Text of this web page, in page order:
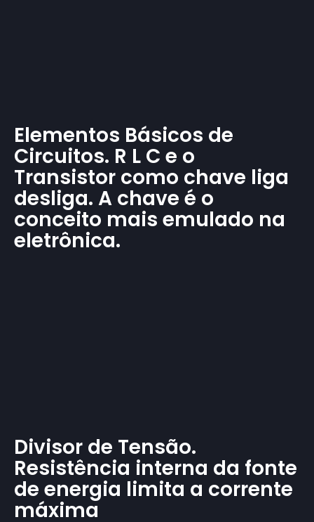
Elementos Básicos de
Circuitos. R L C e o
Transistor como chave liga
desliga. A chave é o
conceito mais emulado na
eletrônica.
Divisor de Tensão.
Resistência interna da fonte
de energia limita a corrente
máxima